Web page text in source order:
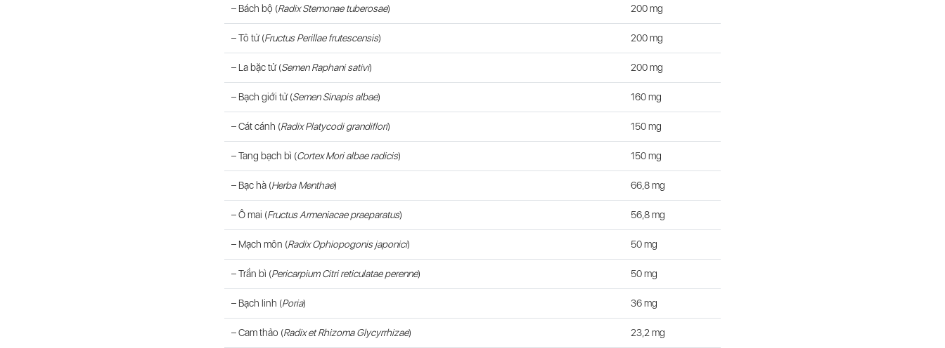
– Bách bộ (Radix Stemonae tuberosae) 200 mg
– Tô tử (Fructus Perillae frutescensis) 200 mg
– La bặc tử (Semen Raphani sativi) 200 mg
– Bạch giới tử (Semen Sinapis albae) 160 mg
– Cát cánh (Radix Platycodi grandiflori) 150 mg
– Tang bạch bì (Cortex Mori albae radicis) 150 mg
– Bạc hà (Herba Menthae) 66,8 mg
– Ô mai (Fructus Armeniacae praeparatus) 56,8 mg
– Mạch môn (Radix Ophiopogonis japonici) 50 mg
– Trần bì (Pericarpium Citri reticulatae perenne) 50 mg
– Bạch linh (Poria) 36 mg
– Cam thảo (Radix et Rhizoma Glycyrrhizae) 23,2 mg